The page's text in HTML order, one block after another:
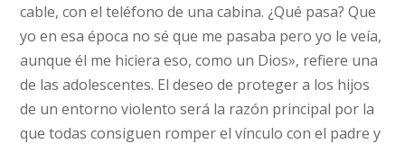
cable, con el teléfono de una cabina. ¿Qué pasa? Que
yo en esa época no sé que me pasaba pero yo le veía,
aunque él me hiciera eso, como un Dios», refiere una
de las adolescentes. El deseo de proteger a los hijos
de un entorno violento será la razón principal por la
que todas consiguen romper el vínculo con el padre y